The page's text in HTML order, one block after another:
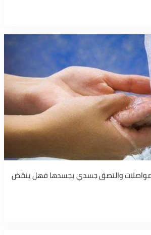
والتصق جسدي بجسدها فهل ينقض